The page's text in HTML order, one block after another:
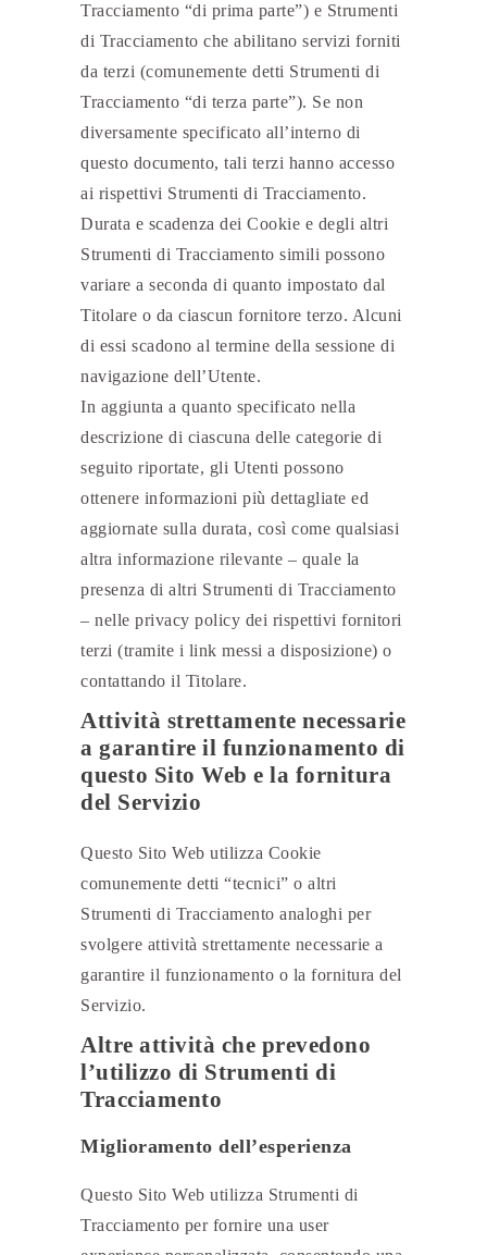
Tracciamento “di prima parte”) e Strumenti
di Tracciamento che abilitano servizi forniti
da terzi (comunemente detti Strumenti di
Tracciamento “di terza parte”). Se non
diversamente specificato all’interno di
questo documento, tali terzi hanno accesso
ai rispettivi Strumenti di Tracciamento.
Durata e scadenza dei Cookie e degli altri
Strumenti di Tracciamento simili possono
variare a seconda di quanto impostato dal
Titolare o da ciascun fornitore terzo. Alcuni
di essi scadono al termine della sessione di
navigazione dell’Utente.
In aggiunta a quanto specificato nella
descrizione di ciascuna delle categorie di
seguito riportate, gli Utenti possono
ottenere informazioni più dettagliate ed
aggiornate sulla durata, così come qualsiasi
altra informazione rilevante – quale la
presenza di altri Strumenti di Tracciamento
– nelle privacy policy dei rispettivi fornitori
terzi (tramite i link messi a disposizione) o
contattando il Titolare.
Attività strettamente necessarie
a garantire il funzionamento di
questo Sito Web e la fornitura
del Servizio
Questo Sito Web utilizza Cookie
comunemente detti “tecnici” o altri
Strumenti di Tracciamento analoghi per
svolgere attività strettamente necessarie a
garantire il funzionamento o la fornitura del
Servizio.
Altre attività che prevedono
l’utilizzo di Strumenti di
Tracciamento
Miglioramento dell’esperienza
Questo Sito Web utilizza Strumenti di
Tracciamento per fornire una user